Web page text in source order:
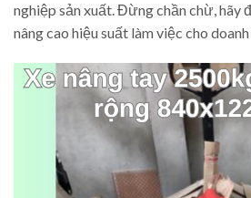
nghiệp sản xuất. Đừng chần chừ, hãy
nâng cao hiệu suất làm việc cho